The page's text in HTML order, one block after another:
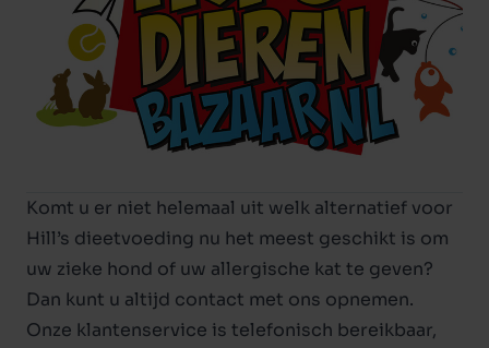
Komt u er niet helemaal uit welk alternatief voor
Hill’s dieetvoeding nu het meest geschikt is om
uw zieke hond of uw allergische kat te geven?
Dan kunt u altijd contact met ons opnemen.
Onze klantenservice is telefonisch bereikbaar,